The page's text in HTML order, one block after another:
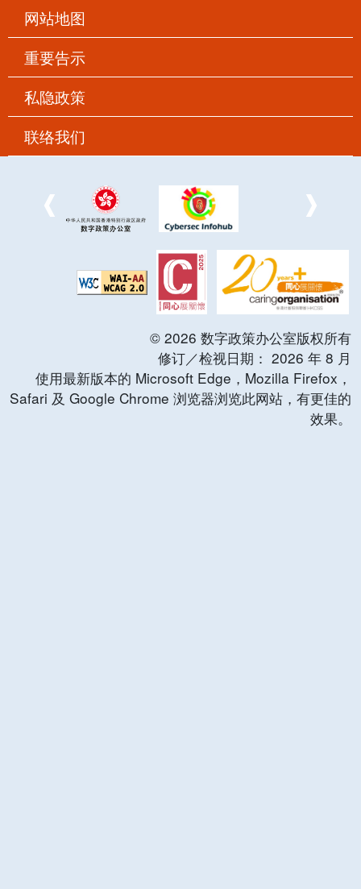
网站地图
重要告示
私隐政策
联络我们
© 2026 数字政策办公室版权所有
修订／检视日期： 2026 年 8 月
使用最新版本的 Microsoft Edge，Mozilla Firefox，
Safari 及 Google Chrome 浏览器浏览此网站，有更佳的
效果。